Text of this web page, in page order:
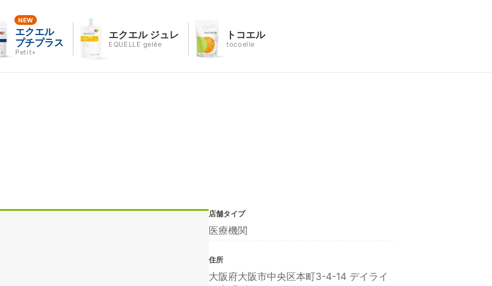
エクエル
プチプラス
Petit+
エクエル ジュレ
EQUELLE gelée
トコエル
tocoelle
店舗タイプ
医療機関
住所
大阪府大阪市中央区本町3-4-14 デイライ